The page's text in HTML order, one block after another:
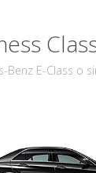
Benz E-Class o